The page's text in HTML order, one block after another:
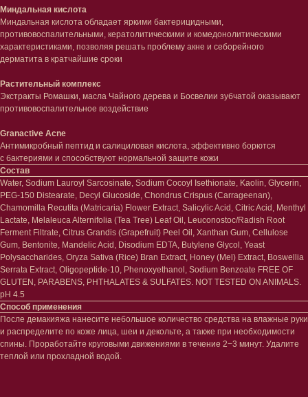
Миндальная кислота
Миндальная кислота обладает яркими бактерицидными,
противовоспалительными, кератолитическими и комедонолитическими
характеристиками, позволяя решать проблему акне и себорейного
дерматита в кратчайшие сроки
Растительный комплекс
Экстракты Ромашки, масла Чайного дерева и Босвелии зубчатой оказывают
противовоспалительное воздействие
Granactive Acne
Антимикробный пептид и салициловая кислота, эффективно борются
с бактериями и способствуют нормальной защите кожи
Состав
Water, Sodium Lauroyl Sarcosinate, Sodium Cocoyl Isethionate, Kaolin, Glycerin,
PEG-150 Distearate, Decyl Glucoside, Chondrus Crispus (Carrageenan),
Chamomilla Recutita (Matricaria) Flower Extract, Salicylic Acid, Citric Acid, Menthyl
Lactate, Melaleuca Alternifolia (Tea Tree) Leaf Oil, Leuconostoc/Radish Root
Ferment Filtrate, Citrus Grandis (Grapefruit) Peel Oil, Xanthan Gum, Cellulose
Gum, Bentonite, Mandelic Acid, Disodium EDTA, Butylene Glycol, Yeast
Polysaccharides, Oryza Sativa (Rice) Bran Extract, Honey (Mel) Extract, Boswellia
Serrata Extract, Oligopeptide-10, Phenoxyethanol, Sodium Benzoate FREE OF
GLUTEN, PARABENS, PHTHALATES & SULFATES. NOT TESTED ON ANIMALS.
pH 4.5
Способ применения
После демакияжа нанесите небольшое количество средства на влажные руки
и распределите по коже лица, шеи и декольте, а также при необходимости
спины. Проработайте круговыми движениями в течение 2−3 минут. Удалите
теплой или прохладной водой.
Тело
Лосьоны
Очищение
Шея и зона декольте
Пилинги/масла
Уход за руками
Уход за ногами
Средства для ванны
Гаджеты
Сертификаты
Наборы
Лицо
Очищение
Увлажнение/питание
Сыворотки/ эссенции
Ретинол
Защита от солнца
Тонизация
Восстановление
Маски и патчи
Уход за губами
Декоротивная косметика
Волосы
Проблемы
Шампуни
Кондиционеры/бальзамы
Маски/скрабы
Сыворотки/лосьоны
Спреи
Средства для укладки